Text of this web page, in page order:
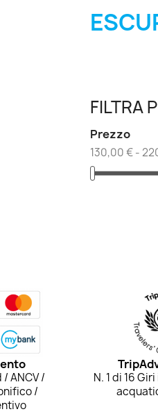
FILTRA
Prezzo
130,00 € -
ANCV /
/
N. 1 di 16